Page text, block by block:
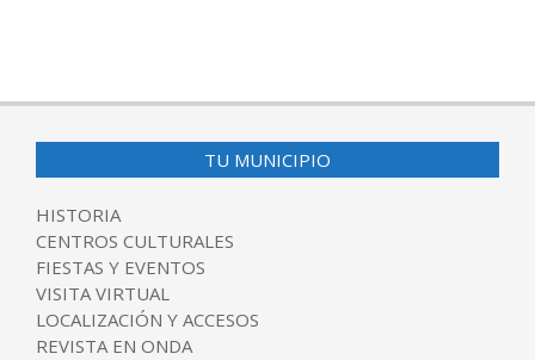
TU MUNICIPIO
HISTORIA
CENTROS CULTURALES
FIESTAS Y EVENTOS
VISITA VIRTUAL
LOCALIZACIÓN Y ACCESOS
REVISTA EN ONDA